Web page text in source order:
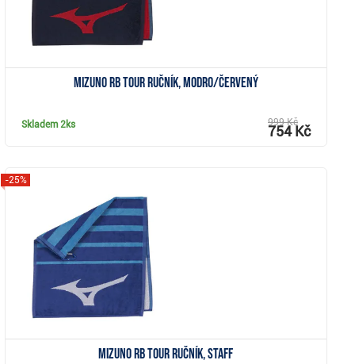
Mizuno RB Tour ručník, modro/červený
Skladem2ks 999 Kč
754 Kč
Mizuno RB Tour ručník, staff
-25%
Zobrazit